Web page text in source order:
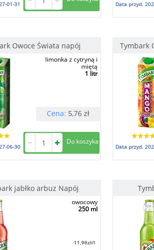
01-31 Data przyd.
Owoce Świata napój
limonka z cytryną i
miętą
1 litr
Cena: 5,76 zł
06-30
Tymbark
Data przyd.
jabłko arbuz Napój
owocowy
250 ml
11,96zł/l